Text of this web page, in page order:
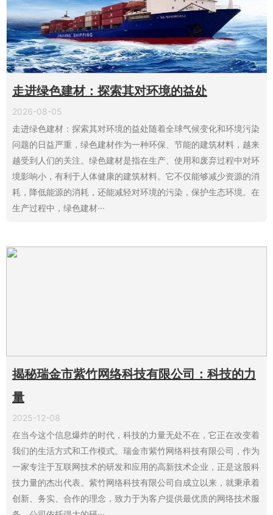
走进绿色建材：探索其对环境的益处
2026-08-05
走进绿色建材：探索其对环境的益处随着全球气候变化和环境污染
问题的日益严重，绿色建材作为一种环保、节能的建筑材料，越来
越受到人们的关注。绿色建材是指在生产、使用和废弃过程中对环
境影响小，有利于人体健康的建筑材料。它不仅能够减少资源的消
耗，降低能源的消耗，还能减轻对环境的污染，保护生态环境。在
生产过程中，绿色建材···
揭秘瑞金市紫竹网络科技有限公司：科技的力
量
2025-12-08
在当今这个信息爆炸的时代，科技的力量无处不在，它正在改变着
我们的生活方式和工作模式。瑞金市紫竹网络科技有限公司，作为
一家专注于互联网技术的研发和应用的高新技术企业，正是这股科
技力量的杰出代表。紫竹网络科技有限公司自成立以来，就秉承着
创新、务实、合作的理念，致力于为客户提供最优质的网络技术服